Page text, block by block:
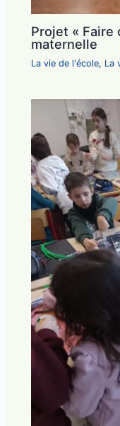
Projet « Faire
maternelle
La vie de l'école, La